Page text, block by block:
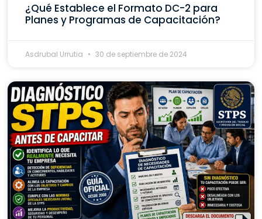
¿Qué Establece el Formato DC-2 para
Planes y Programas de Capacitación?
Asdrubal Urrutia 30 de septiembre de 2024